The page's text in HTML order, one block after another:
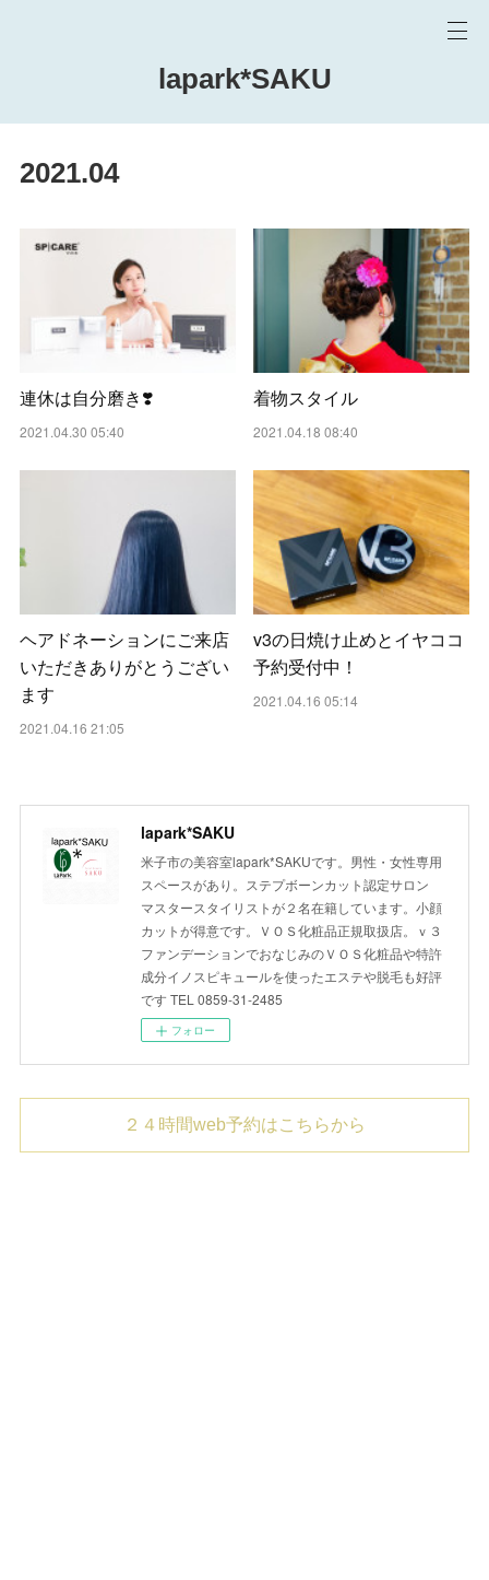
lapark*SAKU
2021.04
連休は自分磨き❣️
2021.04.30 05:40
着物スタイル
2021.04.18 08:40
ヘアドネーションにご来店
いただきありがとうござい
ます
2021.04.16 21:05
v3の日焼け止めとイヤココ
予約受付中！
2021.04.16 05:14
lapark*SAKU
米子市の美容室lapark*SAKUです。男性・女性専用
スペースがあり。ステプボーンカット認定サロン
マスタースタイリストが２名在籍しています。小顔
カットが得意です。ＶＯＳ化粧品正規取扱店。ｖ３
ファンデーションでおなじみのＶＯＳ化粧品や特許
成分イノスピキュールを使ったエステや脱毛も好評
です TEL 0859-31-2485
フォロー
２４時間web予約はこちらから